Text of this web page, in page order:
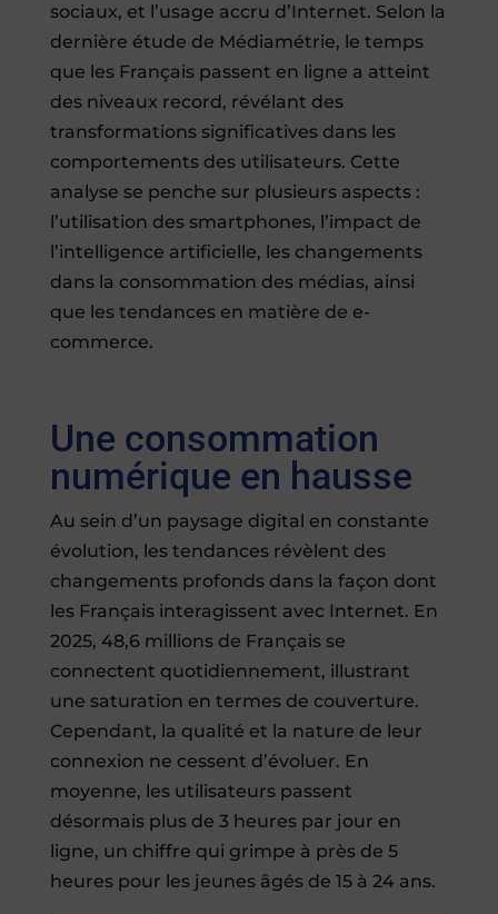
sociaux, et l’usage accru d’Internet. Selon la
dernière étude de Médiamétrie, le temps
que les Français passent en ligne a atteint
des niveaux record, révélant des
transformations significatives dans les
comportements des utilisateurs. Cette
analyse se penche sur plusieurs aspects :
l’utilisation des smartphones, l’impact de
l’intelligence artificielle, les changements
dans la consommation des médias, ainsi
que les tendances en matière de e-
commerce.
Une consommation
numérique en hausse
Au sein d’un paysage digital en constante
évolution, les tendances révèlent des
changements profonds dans la façon dont
les Français interagissent avec Internet. En
2025, 48,6 millions de Français se
connectent quotidiennement, illustrant
une saturation en termes de couverture.
Cependant, la qualité et la nature de leur
connexion ne cessent d’évoluer. En
moyenne, les utilisateurs passent
désormais plus de 3 heures par jour en
ligne, un chiffre qui grimpe à près de 5
heures pour les jeunes âgés de 15 à 24 ans.